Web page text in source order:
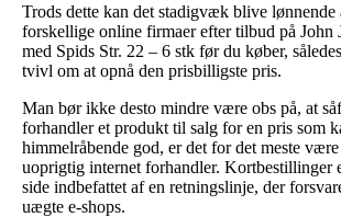
Trods dette kan det stadigvæk blive lønnende
forskellige online firmaer efter tilbud på John
med Spids Str. 22 – 6 stk før du køber,
tvivl om at opnå den prisbilligste pris.
Man bør ikke desto mindre være obs på, at
forhandler et produkt til salg for en pris som
himmelråbende god, er det for det meste
uoprigtig internet forhandler. Kortbestillinger
side indbefattet af en retningslinje, der
uægte e-shops.